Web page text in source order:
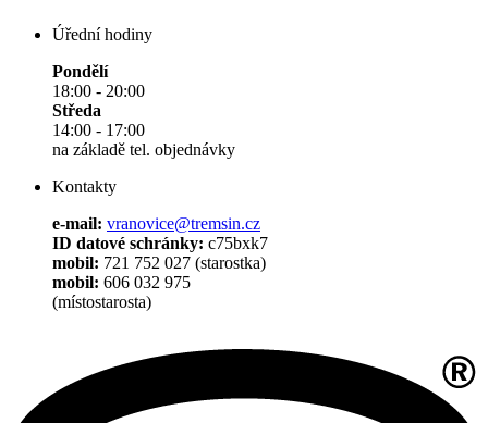
Úřední hodiny
Pondělí
18:00 - 20:00
Středa
14:00 - 17:00
na základě tel. objednávky
Kontakty
e-mail: vranovice@tremsin.cz
ID datové schránky: c75bxk7
mobil: 721 752 027 (starostka)
mobil: 606 032 975
(místostarosta)